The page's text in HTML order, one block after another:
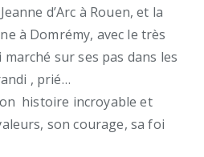
d’Arc à Rouen, et la
à Domrémy, avec le très
marché sur ses pas dans les
, prié…
histoire incroyable et
son courage, sa foi